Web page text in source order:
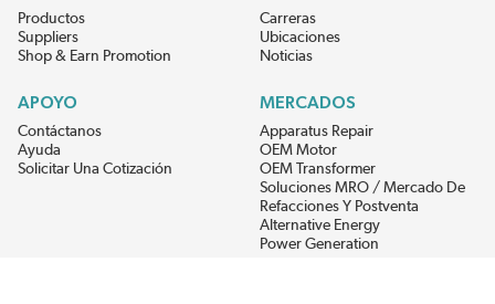
Productos
Suppliers
Shop & Earn Promotion
Carreras
Ubicaciones
Noticias
APOYO
Contáctanos
Ayuda
Solicitar Una Cotización
MERCADOS
Apparatus Repair
OEM Motor
OEM Transformer
Soluciones MRO / Mercado De
Refacciones Y Postventa
Alternative Energy
Power Generation